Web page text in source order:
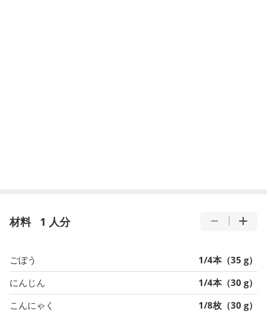
材料 1 人分
ごぼう
1/4本（35 g）
にんじん
1/4本（30 g）
こんにゃく
1/8枚（30 g）